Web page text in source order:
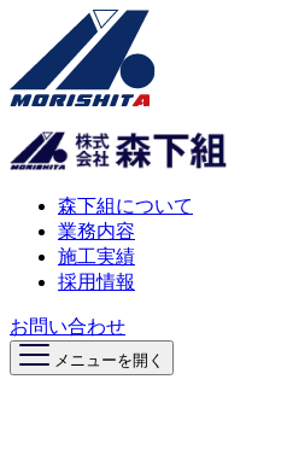
森下組について
業務内容
施工実績
採用情報
お問い合わせ
メニューを開く